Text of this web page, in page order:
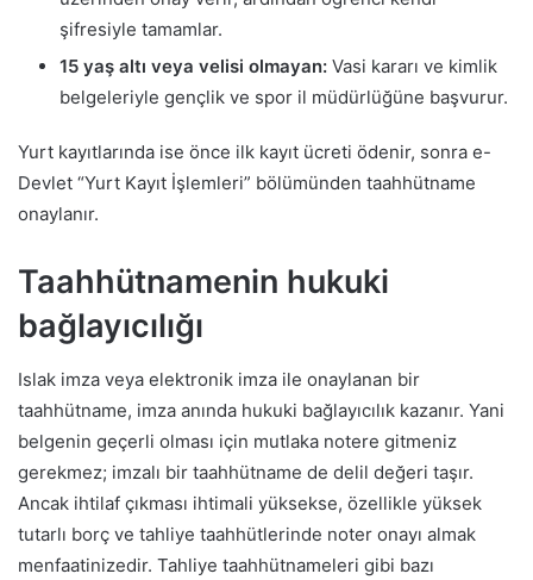
şifresiyle tamamlar.
15 yaş altı veya velisi olmayan: Vasi kararı ve kimlik
belgeleriyle gençlik ve spor il müdürlüğüne başvurur.
Yurt kayıtlarında ise önce ilk kayıt ücreti ödenir, sonra e-
Devlet “Yurt Kayıt İşlemleri” bölümünden taahhütname
onaylanır.
Taahhütnamenin hukuki
bağlayıcılığı
Islak imza veya elektronik imza ile onaylanan bir
taahhütname, imza anında hukuki bağlayıcılık kazanır. Yani
belgenin geçerli olması için mutlaka notere gitmeniz
gerekmez; imzalı bir taahhütname de delil değeri taşır.
Ancak ihtilaf çıkması ihtimali yüksekse, özellikle yüksek
tutarlı borç ve tahliye taahhütlerinde noter onayı almak
menfaatinizedir. Tahliye taahhütnameleri gibi bazı